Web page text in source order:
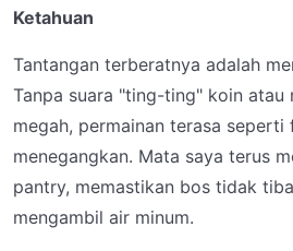
Ketahuan
Tantangan terberatnya adalah
Tanpa suara "ting-ting" koin atau
megah, permainan terasa seperti
menegangkan. Mata saya terus
pantry, memastikan bos tidak
mengambil air minum.